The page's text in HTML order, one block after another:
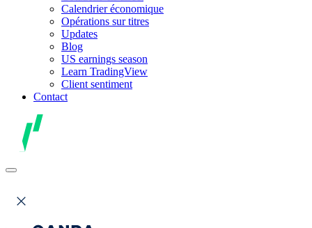
Calendrier économique
Opérations sur titres
Updates
Blog
US earnings season
Learn TradingView
Client sentiment
Contact